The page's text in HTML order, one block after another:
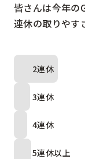
皆さんは今年の
連休の取りやす
2連休
3連休
4連休
5連休以上